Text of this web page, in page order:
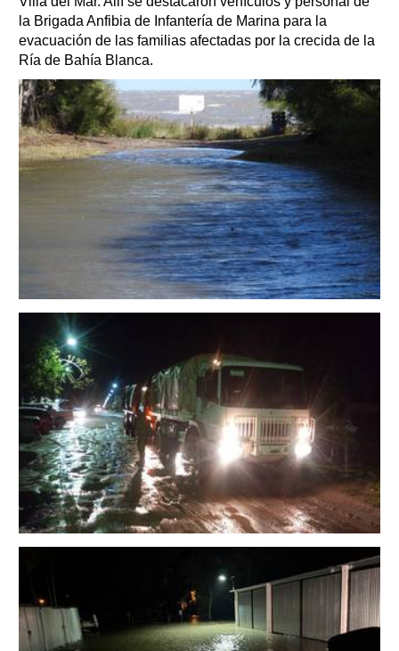
la Brigada Anfibia de Infantería de Marina para la
evacuación de las familias afectadas por la crecida de la
Ría de Bahía Blanca.